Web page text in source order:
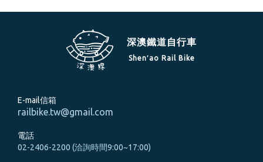
深澳鐵道自行車
Shen′ao Rail Bike
E-mail信箱
railbike.tw@gmail.com
電話
02-2406-2200 (洽詢時間9:00~17:00)